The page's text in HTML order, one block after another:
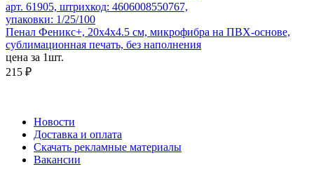
арт. 61905, штрихкод: 4606008550767,
упаковки: 1/25/100
Пенал Феникс+, 20х4х4.5 см, микрофибра на ПВХ-основе,
сублимационная печать, без наполнения
цена за 1шт.
215 ₽
Новости
Доставка и оплата
Скачать рекламные материалы
Вакансии